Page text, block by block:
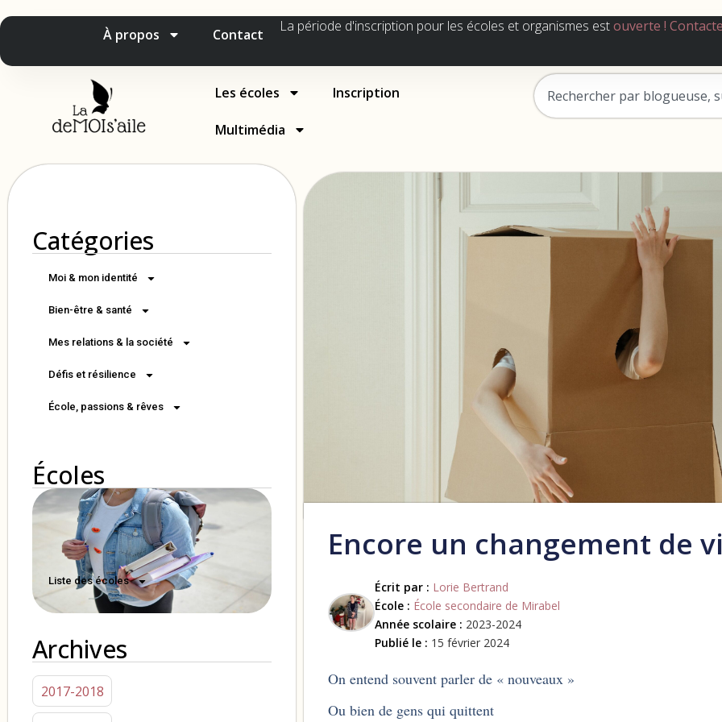
À propos Contact La période d'inscription pour les écoles et organismes estouverte !
Les écoles Inscription
Multimédia
Catégories
Moi & mon identité
Bien-être & santé
Mes relations & la société
Défis et résilience
École, passions & rêves
Écoles
Liste des écoles
Archives
2017-2018
Encore un changement de
Écrit par : Lorie Bertrand
École : École secondaire de Mirabel
Année scolaire : 2023-2024
Publié le : 15 février 2024
On entend souvent parler de « nouveaux »
Ou bien de gens qui quittent